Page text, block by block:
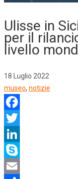
Ulisse in
per il
livello
18 Luglio 2022
museo, notizie
Facebook
Twitter
LinkedIn
Skype